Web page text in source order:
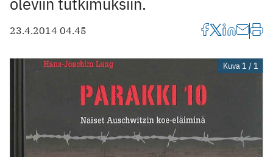
23.4.2014 04.45
Kuva 1 / 1